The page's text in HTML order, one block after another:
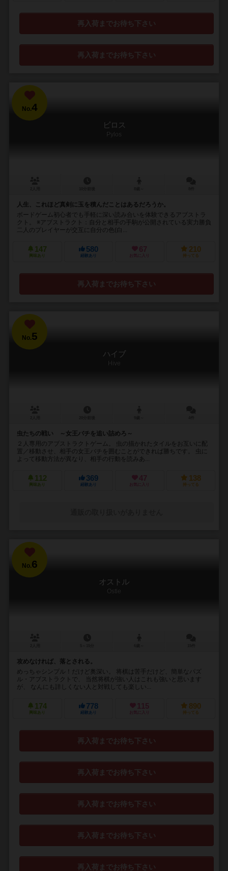
再入荷までお待ち下さい
再入荷までお待ち下さい
No.4
ピロス
Pylos
人生、これほど真剣に玉を積んだことはあるだろうか。
ボードゲーム初心者でも手軽に深い読み合いを体験できるアブストラ
クト。 ※アブストラクト：自分と相手の手駒が公開されている実力勝負
二人のプレイヤーが交互に自分の色(白...
147
興味あり
580
経験あり
67
お気に入り
210
持ってる
再入荷までお待ち下さい
No.5
ハイブ
Hive
虫たちの戦い ～女王バチを追い詰めろ～
２人専用のアブストラクトゲーム。 虫の描かれたタイルをお互いに配
置／移動させ、相手の女王バチを囲むことができれば勝ちです。 虫に
よって移動方法が異なり、相手の行動を読みあ...
112
興味あり
369
経験あり
47
お気に入り
138
持ってる
No.6
オストル
Ostle
攻めなければ、落とされる。
めっちゃシンプル！だけど奥深い。 将棋は苦手だけど、簡単なパズ
ル・アブストラクトで、 当然将棋が強い人はこれも強いと思います
が、 なんにも詳しくない人と対戦しても楽しい...
174
興味あり
778
経験あり
115
お気に入り
890
持ってる
再入荷までお待ち下さい
再入荷までお待ち下さい
再入荷までお待ち下さい
再入荷までお待ち下さい
再入荷までお待ち下さい